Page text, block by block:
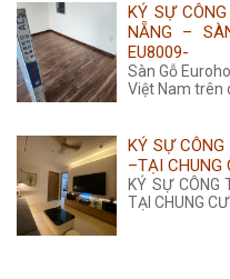
KÝ SỰ
NẴNG –
EU8009-
Sàn Gỗ
Việt Nam trên
KÝ SỰ
–TẠI CHUNG
KÝ SỰ
TẠI CHUNG